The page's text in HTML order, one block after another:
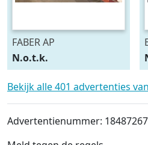
FABER AP
N.o.t.k.
Bekijk alle 401 advertenties
Advertentienummer: 18487267